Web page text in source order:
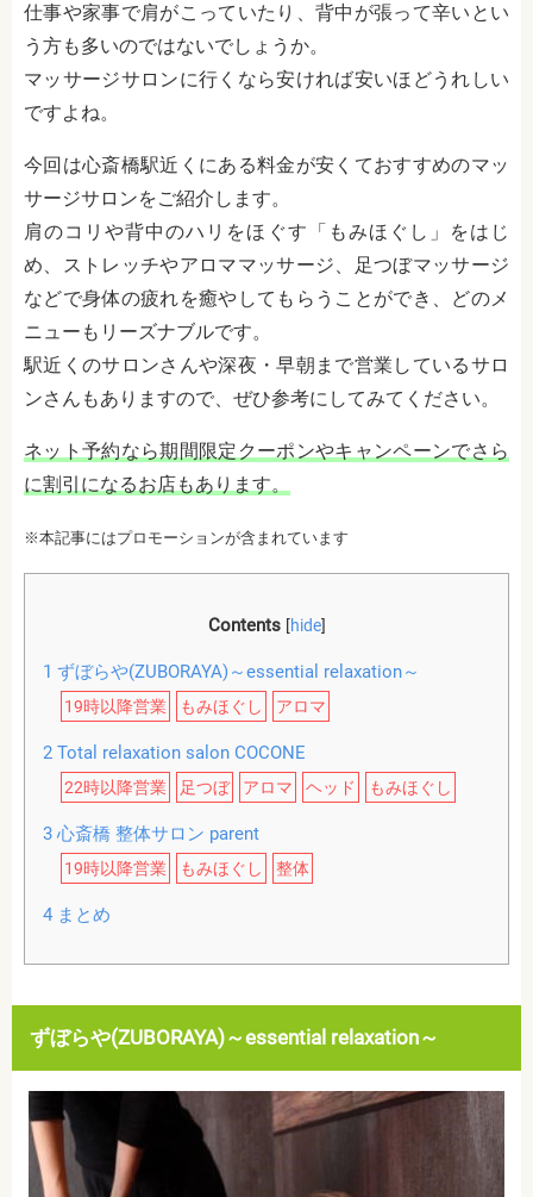
仕事や家事で肩がこっていたり、背中が張って辛いとい
う方も多いのではないでしょうか。
マッサージサロンに行くなら安ければ安いほどうれしい
ですよね。
今回は心斎橋駅近くにある料金が安くておすすめのマッ
サージサロンをご紹介します。
肩のコリや背中のハリをほぐす「もみほぐし」をはじ
め、ストレッチやアロママッサージ、足つぼマッサージ
などで身体の疲れを癒やしてもらうことができ、どのメ
ニューもリーズナブルです。
駅近くのサロンさんや深夜・早朝まで営業しているサロ
ンさんもありますので、ぜひ参考にしてみてください。
ネット予約なら期間限定クーポンやキャンペーンでさら
に割引になるお店もあります。
※本記事にはプロモーションが含まれています
Contents [hide]
1 ずぼらや(ZUBORAYA)～essential relaxation～
19時以降営業 もみほぐし アロマ
2Total relaxation salon COCONE
22時以降営業 足つぼ アロマ ヘッド もみほぐし
3心斎橋 整体サロン parent
19時以降営業 もみほぐし 整体
4まとめ
ずぼらや(ZUBORAYA)～essential relaxation～